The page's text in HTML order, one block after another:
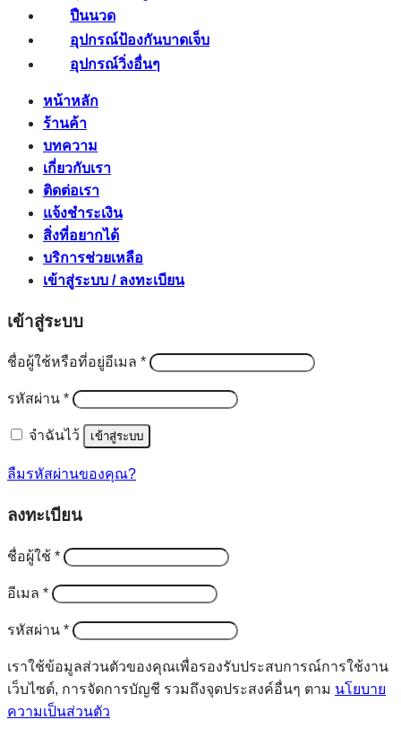
ปืนนวด
อุปกรณ์ป้องกันบาดเจ็บ
อุปกรณ์วิ่งอื่นๆ
หน้าหลัก
ร้านค้า
บทความ
เกี่ยวกับเรา
ติดต่อเรา
แจ้งชำระเงิน
สิ่งที่อยากได้
บริการช่วยเหลือ
เข้าสู่ระบบ / ลงทะเบียน
เข้าสู่ระบบ
ชื่อผู้ใช้หรือที่อยู่อีเมล *ต้องการ
รหัสผ่าน *ต้องการ
จำฉันไว้ เข้าสู่ระบบ
ลืมรหัสผ่านของคุณ?
ลงทะเบียน
ชื่อผู้ใช้ *ต้องการ
อีเมล *ต้องการ
รหัสผ่าน *ต้องการ
เราใช้ข้อมูลส่วนตัวของคุณเพื่อรองรับประสบการณ์การใช้งาน
เว็บไซต์, การจัดการบัญชี รวมถึงจุดประสงค์อื่นๆ ตาม นโยบาย
ความเป็นส่วนตัว